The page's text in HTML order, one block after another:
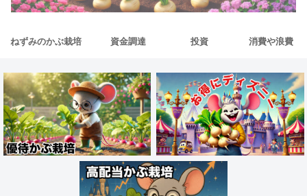
ねずみのかぶ栽培 資金調達 投資 消費や浪費